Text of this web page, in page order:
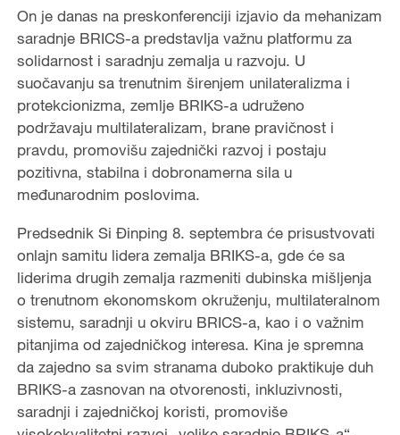
On je danas na preskonferenciji izjavio da mehanizam
saradnje BRICS-a predstavlja važnu platformu za
solidarnost i saradnju zemalja u razvoju. U
suočavanju sa trenutnim širenjem unilateralizma i
protekcionizma, zemlje BRIKS-a udruženo
podržavaju multilateralizam, brane pravičnost i
pravdu, promovišu zajednički razvoj i postaju
pozitivna, stabilna i dobronamerna sila u
međunarodnim poslovima.
Predsednik Si Đinping 8. septembra će prisustvovati
onlajn samitu lidera zemalja BRIKS-a, gde će sa
liderima drugih zemalja razmeniti dubinska mišljenja
o trenutnom ekonomskom okruženju, multilateralnom
sistemu, saradnji u okviru BRICS-a, kao i o važnim
pitanjima od zajedničkog interesa. Kina je spremna
da zajedno sa svim stranama duboko praktikuje duh
BRIKS-a zasnovan na otvorenosti, inkluzivnosti,
saradnji i zajedničkoj koristi, promoviše